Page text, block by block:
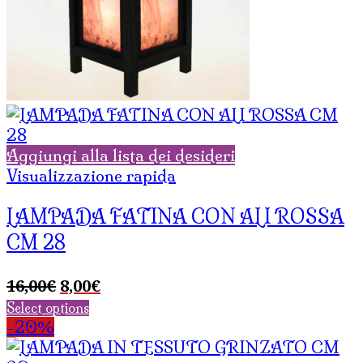
Aggiungi alla lista dei desideri
Visualizzazione rapida
LAMPADA FATINA CON ALI ROSSA
CM 28
16,00€ Il
prezzo
era:
8,00€Il
è:
Select options
-20%